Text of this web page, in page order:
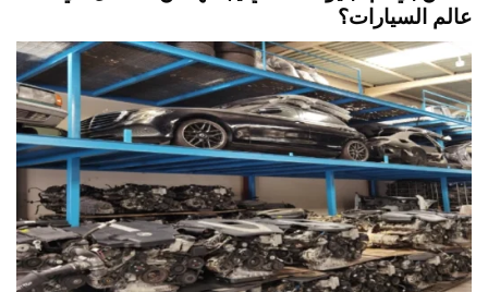
عالم السيارات؟